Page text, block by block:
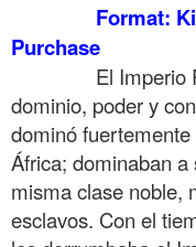
Format:
Purchase
El Imperio
dominio, poder y
dominó
África; dominaban
misma clase noble,
esclavos. Con el